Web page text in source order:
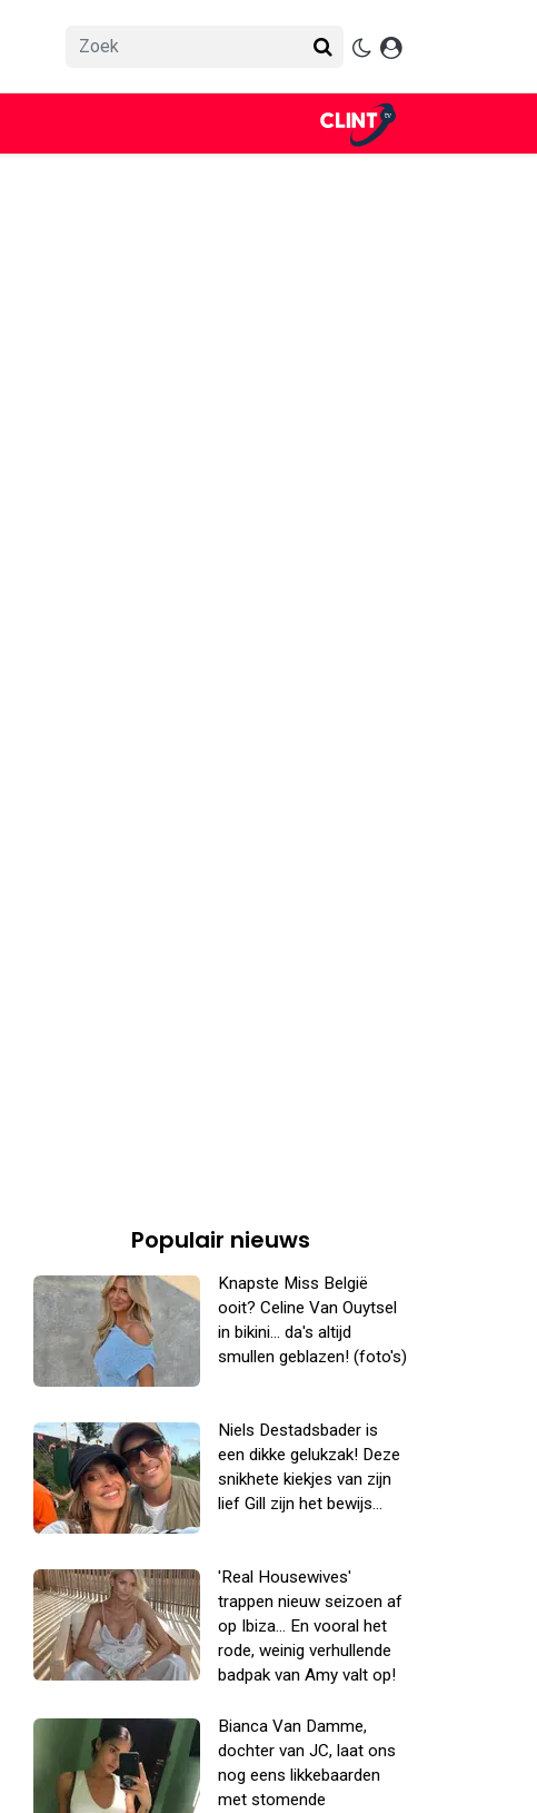
Populair nieuws
Knapste Miss België
ooit? Celine Van Ouytsel
in bikini... da's altijd
smullen geblazen! (foto's)
Niels Destadsbader is
een dikke gelukzak! Deze
snikhete kiekjes van zijn
lief Gill zijn het bewijs...
'Real Housewives'
trappen nieuw seizoen af
op Ibiza... En vooral het
rode, weinig verhullende
badpak van Amy valt op!
Bianca Van Damme,
dochter van JC, laat ons
nog eens likkebaarden
met stomende